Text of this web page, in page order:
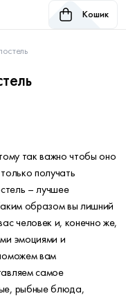
Кошик
так важно чтобы оно
получать
– лучшее
образом вы лишний
человек и, конечно же,
эмоциями и
вам
самое
рыбные блюда,